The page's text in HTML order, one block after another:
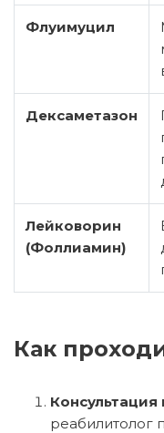
Флуимуцил
Дексаметазон
Лейковорин
(Фоллиамин)
Как
Консультация
реабилитолог